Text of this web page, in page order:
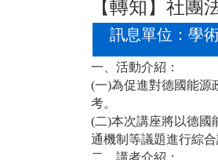
【轉知】社團
訊息單位：學
一、活動介紹：
(一)為促進對德國能源
考。
(二)本次講座將以德國
通機制等議題進行綜